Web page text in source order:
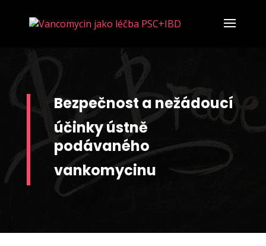
Bezpečnost a nežádoucí
účinky ústně
podávaného
vankomycinu